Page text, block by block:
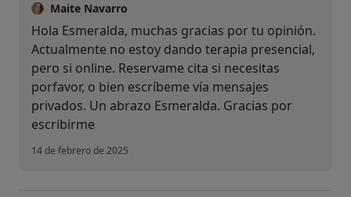
Maite Navarro
Hola Esmeralda, muchas gracias por tu opinión.
Actualmente no estoy dando terapia presencial,
pero si online. Reservame cita si necesitas
porfavor, o bien escríbeme vía mensajes
privados. Un abrazo Esmeralda. Gracias por
escribirme
14 de febrero de 2025